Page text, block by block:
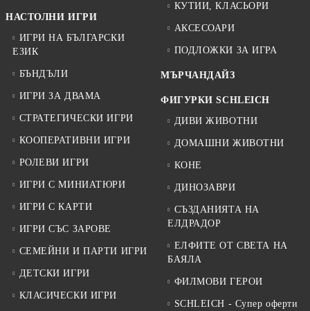
НАСТОЛНИ ИГРИ
ИГРИ НА БЪЛГАРСКИ
ЕЗИК
БЪНДЪЛИ
ИГРИ ЗА ДВАМА
СТРАТЕГИЧЕСКИ ИГРИ
КООПЕРАТИВНИ ИГРИ
РОЛЕВИ ИГРИ
ИГРИ С МИНИАТЮРИ
ИГРИ С КАРТИ
ИГРИ СЪС ЗАРОВЕ
СЕМЕЙНИ И ПАРТИ ИГРИ
ДЕТСКИ ИГРИ
КЛАСИЧЕСКИ ИГРИ
КУТИИ, КЛАСЬОРИ
АКСЕСОАРИ
ПОДЛОЖКИ ЗА ИГРА
МЪРЧАНДАЙЗ
ФИГУРКИ SCHLEICH
ДИВИ ЖИВОТНИ
ДОМАШНИ ЖИВОТНИ
КОНЕ
ДИНОЗАВРИ
СЪЗДАНИЯТА НА
ЕЛДРАДОР
ЕЛФИТЕ ОТ СВЕТА НА
БАЯЛА
ФИЛМОВИ ГЕРОИ
SCHLEICH - Супер оферти